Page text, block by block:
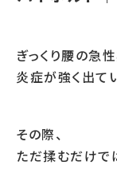
ぎっくり腰の急
炎症が強く出て
その際、
ただ揉むだけで